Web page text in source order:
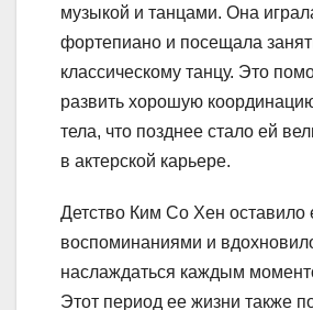
музыкой и танцами. Она
фортепиано и посещала
классическому танцу. Это
развить хорошую
тела, что позднее стало ей
в актерской карьере.
Детство Ким Со Хен оставило
воспоминаниями и
наслаждаться каждым
Этот период ее жизни также